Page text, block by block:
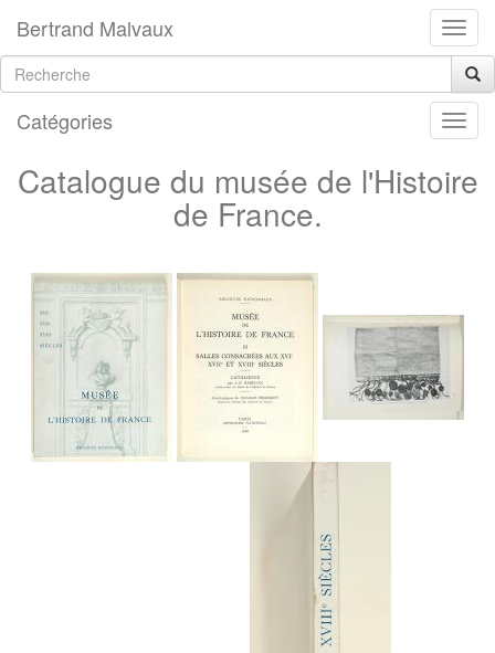
Bertrand Malvaux
Catégories
Catalogue du musée de l'Histoire
de France.